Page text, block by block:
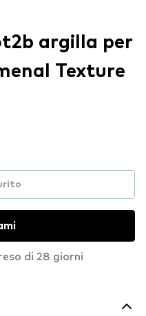
argilla per
Texture
di 28 giorni